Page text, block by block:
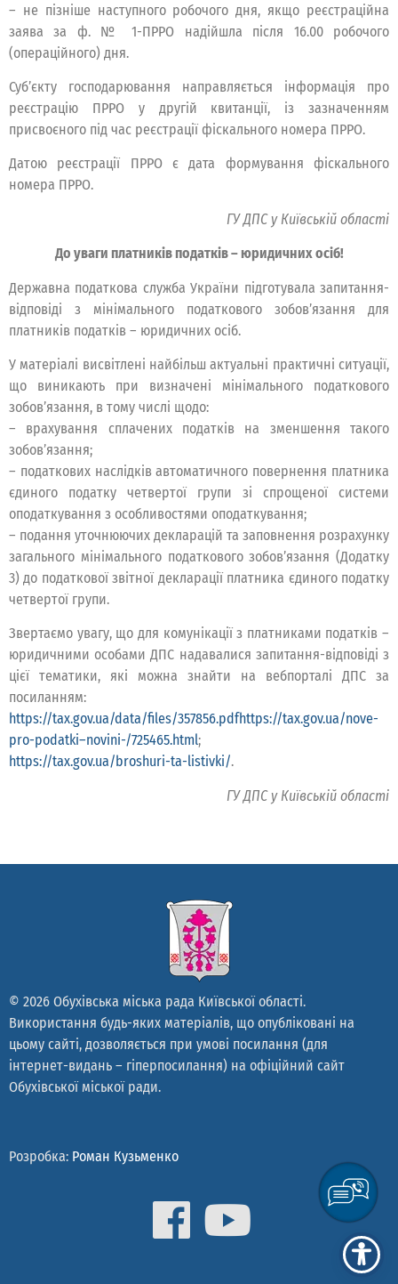
– не пізніше наступного робочого дня, якщо реєстраційна
заява за ф. № 1-ПРРО надійшла після 16.00 робочого
(операційного) дня.
Суб’єкту господарювання направляється інформація про
реєстрацію ПРРО у другій квитанції, із зазначенням
присвоєного під час реєстрації фіскального номера ПРРО.
Датою реєстрації ПРРО є дата формування фіскального
номера ПРРО.
ГУ ДПС у Київській області
До уваги платників податків – юридичних осіб!
Державна податкова служба України підготувала запитання-
відповіді з мінімального податкового зобов’язання для
платників податків – юридичних осіб.
У матеріалі висвітлені найбільш актуальні практичні ситуації,
що виникають при визначені мінімального податкового
зобов’язання, в тому числі щодо:
– врахування сплачених податків на зменшення такого
зобов’язання;
– податкових наслідків автоматичного повернення платника
єдиного податку четвертої групи зі спрощеної системи
оподаткування з особливостями оподаткування;
– подання уточнюючих декларацій та заповнення розрахунку
загального мінімального податкового зобов’язання (Додатку
3) до податкової звітної декларації платника єдиного податку
четвертої групи.
Звертаємо увагу, що для комунікації з платниками податків –
юридичними особами ДПС надавалися запитання-відповіді з
цієї тематики, які можна знайти на вебпорталі ДПС за
посиланням:
https://tax.gov.ua/data/files/357856.pdfhttps://tax.gov.ua/nove-
pro-podatki–novini-/725465.html;
https://tax.gov.ua/broshuri-ta-listivki/.
ГУ ДПС у Київській області
© 2026 Обухівська міська рада Київської області.
Використання будь-яких матеріалів, що опубліковані на
цьому сайті, дозволяється при умові посилання (для
інтернет-видань – гіперпосилання) на офіційний сайт
Обухівської міської ради.
Розробка: Роман Кузьменко